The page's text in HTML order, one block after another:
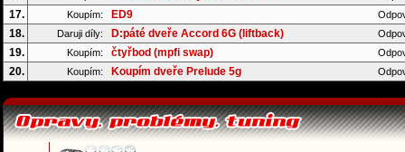
17. Koupím: ED9
18. Daruji díly: D:páté dveře Accord 6G (liftback)
19. Koupím: čtyřbod (mpfi swap)
20. Koupím: Koupím dveře Prelude 5g